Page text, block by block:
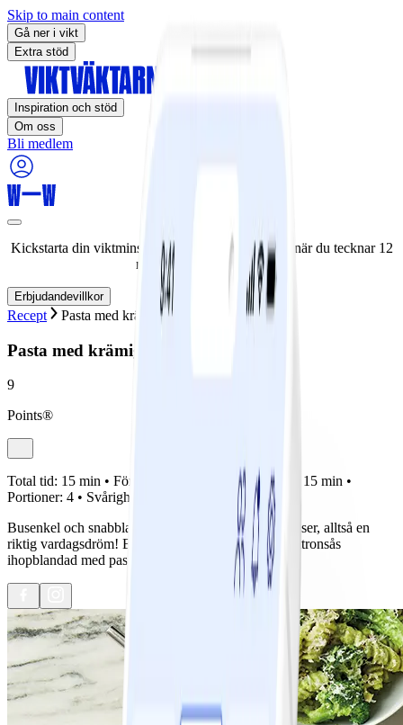
Skip to main content
Gå ner i vikt
Extra stöd
Inspiration och stöd
Om oss
Bli medlem
Kickstarta din viktminskningsresa nu! Spara 50% när du tecknar 12
månaders medlemskap.
Erbjudandevillkor
Recept Pasta med krämig ost- och broccolisås
Pasta med krämig ost- och broccolisås
9
Points®
Total tid: 15 min • Förberedelse: Tillagning:
15 min •
Portioner: 4 • Svårighetsgrad:
Busenkel och snabblagad pastarätt med få ingredienser, alltså en
riktig vardagsdröm! En krämig broccoli-, ost- och citronsås
ihopblandad med pasta gör ju vem som helst glad.